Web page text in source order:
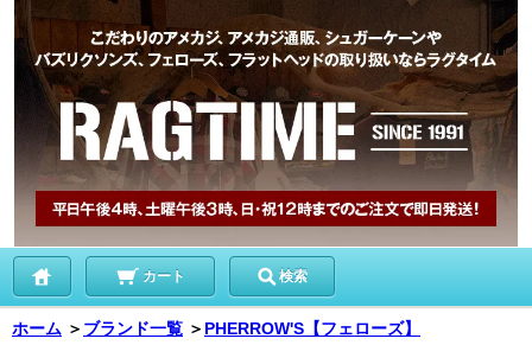
カート 検索
ホーム ＞ ブランド一覧 ＞ PHERROW'S【フェローズ】